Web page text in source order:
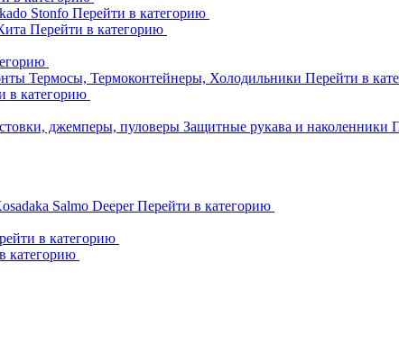
Stonfo Перейти в категорию
Перейти в категорию
Термосы, Термоконтейнеры, Холодильники Перейти в
в категорию
джемперы, пуловеры Защитные рукава и наколенники
Salmo DeeperПерейти в категорию
в категорию
категорию